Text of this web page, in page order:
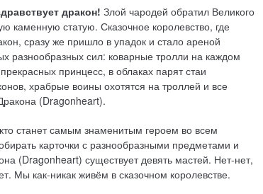
дракон! Злой чародей обратил Великого
каменную статую. Сказочное королевство, где
сразу же пришло в упадок и стало ареной
разнообразных сил: коварные тролли на каждом
принцесс, в облаках парят стаи
храбрые воины охотятся на троллей и все
(Dragonheart).
станет самым знаменитым героем во всем
карточки с разнообразными предметами и
(Dragonheart) существует девять мастей. Нет-нет,
Мы как-никак живём в сказочном королевстве.